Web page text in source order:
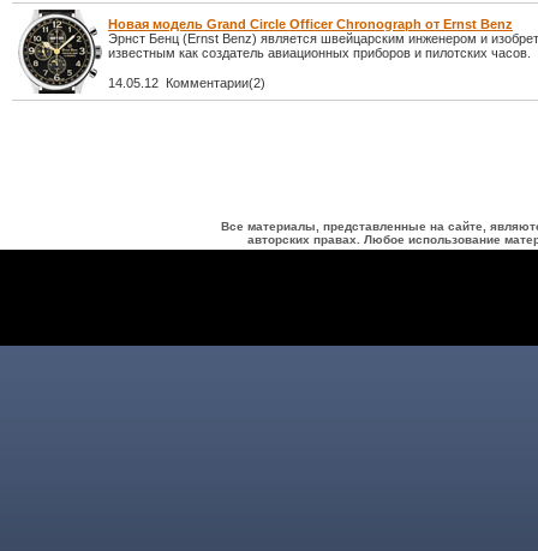
Новая модель Grand Circle Officer Chronograph от Ernst Benz
Эрнст Бенц (Ernst Benz) является швейцарским инженером и
известным как создатель авиационных приборов и пилотских часов.
14.05.12 Комментарии(2)
Все материалы, представленные на сайте,
авторских правах. Любое использование